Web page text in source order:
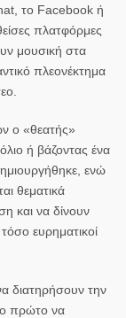
το Facebook ή
πλατφόρμες
μουσική στα
πλεονέκτημα
ο «θεατής»
ή βάζοντας ένα
ενώ
θεματικά
και να δίνουν
ευρηματικοί
διατηρήσουν την
πρώτο να